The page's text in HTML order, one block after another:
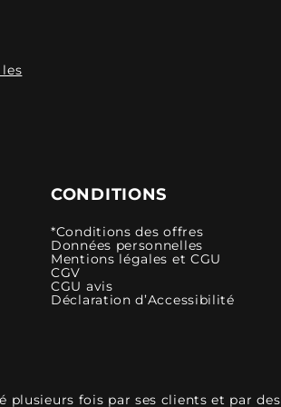
CONDITIONS
*Conditions des offres
Données personnelles
Mentions légales et CGU
CGV
CGU avis
Déclaration d’Accessibilité
plusieurs fois par ses clients et par des